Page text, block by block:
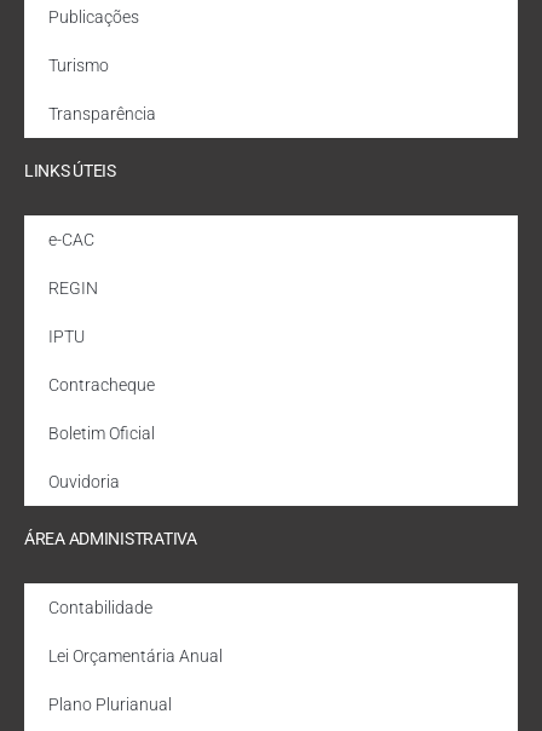
Publicações
Turismo
Transparência
LINKS ÚTEIS
e-CAC
REGIN
IPTU
Contracheque
Boletim Oficial
Ouvidoria
ÁREA ADMINISTRATIVA
Contabilidade
Lei Orçamentária Anual
Plano Plurianual